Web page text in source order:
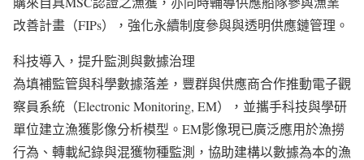
改善計畫（FIPs），強化永續制度參與與透明供應鏈管理。
科技導入，提升監測與數據治理
為填補監管與科學數據落差，豐群與供應商合作推動電子觀
察員系統（Electronic Monitoring, EM），並攜手科技與學研
單位建立漁獲影像分析模型。EM影像現已廣泛應用於漁撈
行為、轉載紀錄與混獲物種監測，協助建構以數據為本的漁